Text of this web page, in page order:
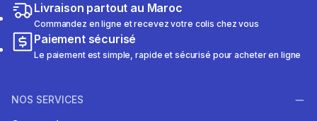
Livraison partout au Maroc
Commandez en ligne et recevez votre colis chez vous
Paiement sécurisé
Le paiement est simple, rapide et sécurisé pour acheter en ligne
NOS SERVICES